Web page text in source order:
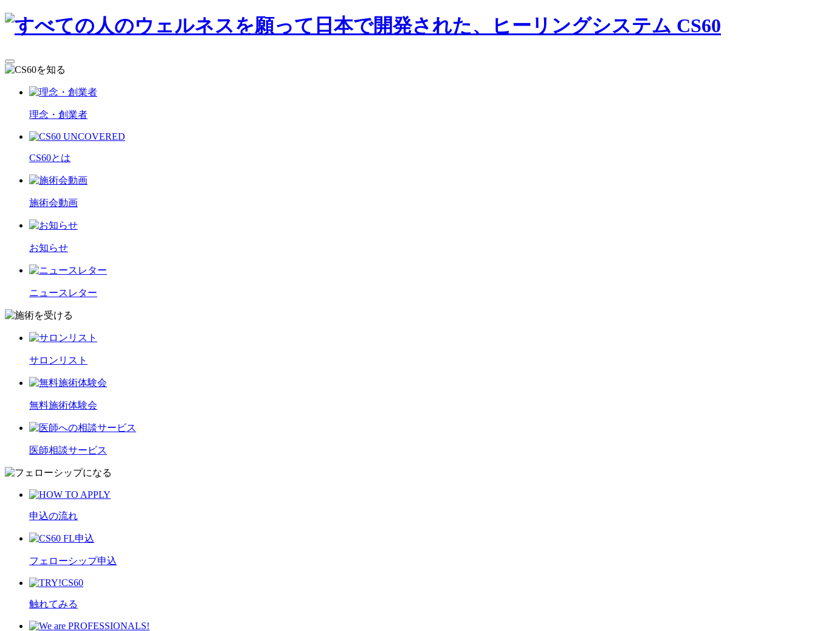
理念・創業者
CS60とは
施術会動画
お知らせ
ニュースレター
サロンリスト
無料施術体験会
医師相談サービス
申込の流れ
フェローシップ申込
触れてみる